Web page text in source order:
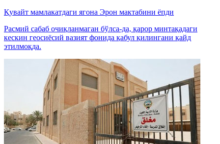
Қувайт мамлакатдаги ягона Эрон мактабини ёпди
Расмий сабаб очиқланмаган бўлса-да, қарор минтақадаги
кескин геосиёсий вазият фонида қабул қилингани қайд
этилмоқда.